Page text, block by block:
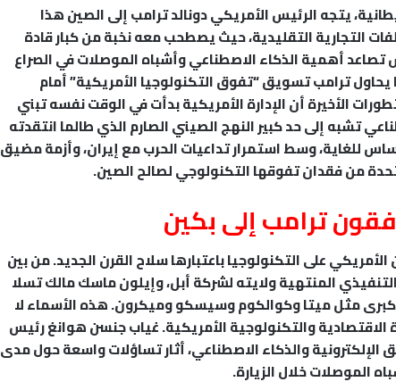
يتجه الرئيس الأمريكي دونالد ترامب إلى الصين هذا
التجارية التقليدية، حيث يصطحب معه نخبة من كبار قادة
أهمية الذكاء الاصطناعي وأشباه الموصلات في الصراع
ترامب تسويق “تفوق التكنولوجيا الأمريكية” أمام
الأخيرة أن الإدارة الأمريكية بدأت في الوقت نفسه تبني
تشبه إلى حد كبير النهج الصيني الصارم الذي طالما انتقدته
للغاية، وسط استمرار تداعيات الحرب مع إيران، وأزمة مضيق
من فقدان تفوقها التكنولوجي لصالح الصين.
ترامب إلى بكين
على التكنولوجيا باعتبارها سلاح القرن الجديد. من بين
المنتهية ولايته لشركة أبل، وإيلون ماسك مالك تسلا
مثل ميتا وكوالكوم وسيسكو وميكرون. هذه الأسماء لا
والتكنولوجية الأمريكية. غياب جنسن هوانغ رئيس
الإلكترونية والذكاء الاصطناعي، أثار تساؤلات واسعة حول مدى
الموصلات خلال الزيارة.